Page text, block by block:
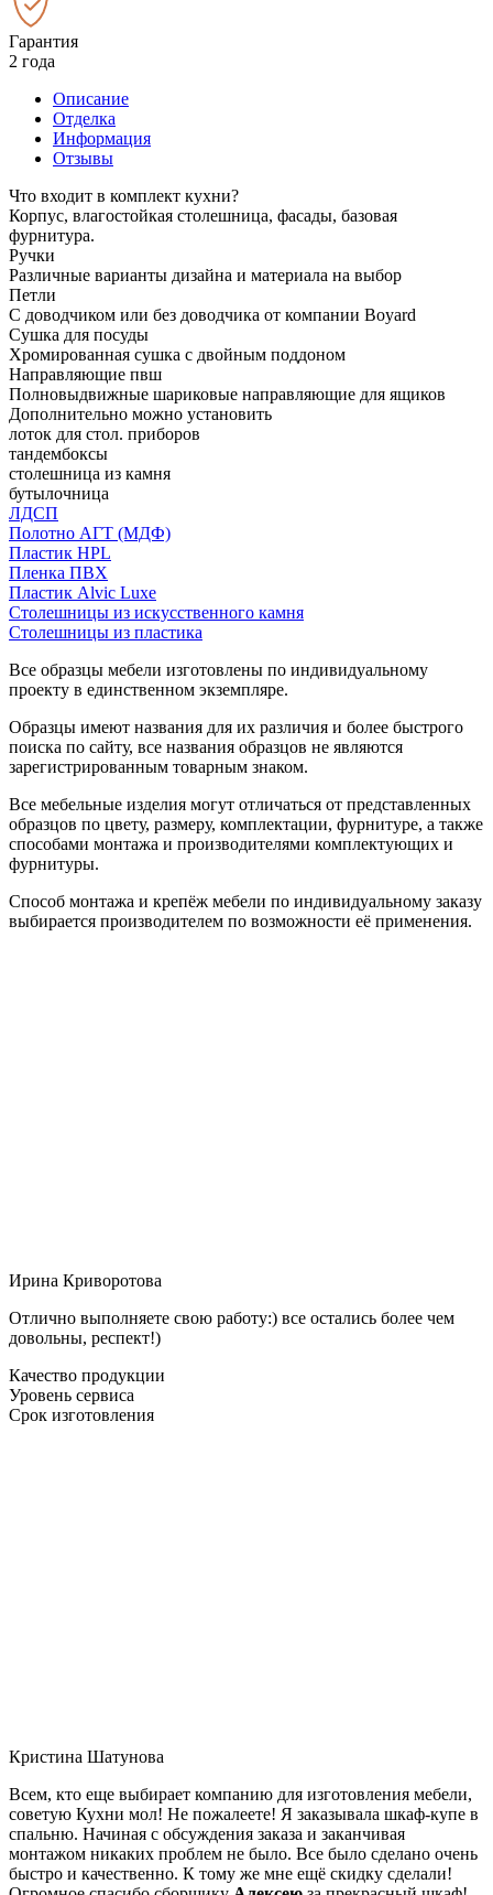
Гарантия
2 года
Описание
Отделка
Информация
Отзывы
Что входит в комплект кухни?
Корпус, влагостойкая столешница, фасады, базовая
фурнитура.
Ручки
Различные варианты дизайна и материала на выбор
Петли
С доводчиком или без доводчика от компании Boyard
Сушка для посуды
Хромированная сушка с двойным поддоном
Направляющие пвш
Полновыдвижные шариковые направляющие для ящиков
Дополнительно можно установить
лоток для стол. приборов
тандембоксы
столешница из камня
бутылочница
ЛДСП
Полотно АГТ (МДФ)
Пластик HPL
Пленка ПВХ
Пластик Alvic Luxe
Столешницы из искусственного камня
Столешницы из пластика
Все образцы мебели изготовлены по индивидуальному
проекту в единственном экземпляре.
Образцы имеют названия для их различия и более быстрого
поиска по сайту, все названия образцов не являются
зарегистрированным товарным знаком.
Все мебельные изделия могут отличаться от представленных
образцов по цвету, размеру, комплектации, фурнитуре, а также
способами монтажа и производителями комплектующих и
фурнитуры.
Способ монтажа и крепёж мебели по индивидуальному заказу
выбирается производителем по возможности её применения.
Ирина Криворотова
Отлично выполняете свою работу:) все остались более чем
довольны, респект!)
Качество продукции
Уровень сервиса
Срок изготовления
Кристина Шатунова
Всем, кто еще выбирает компанию для изготовления мебели,
советую Кухни мол! Не пожалеете! Я заказывала шкаф-купе в
спальню. Начиная с обсуждения заказа и заканчивая
монтажом никаких проблем не было. Все было сделано очень
быстро и качественно. К тому же мне ещё скидку сделали!